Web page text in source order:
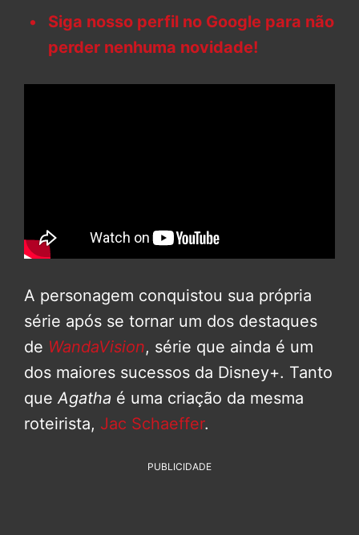
Siga nosso perfil no Google para não
perder nenhuma novidade!
A personagem conquistou sua própria
série após se tornar um dos destaques
de WandaVision, série que ainda é um
dos maiores sucessos da Disney+. Tanto
queAgatha é uma criação da mesma
roteirista, Jac Schaeffer.
PUBLICIDADE